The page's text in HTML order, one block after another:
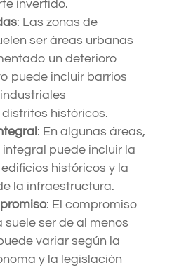
invertido.
: Las zonas de
ser áreas urbanas
un deterioro
puede incluir barrios
históricos.
: En algunas áreas,
puede incluir la
históricos y la
la infraestructura.
: El compromiso
ser de al menos
variar según la
y la legislación